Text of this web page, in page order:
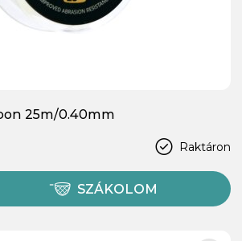
25m/0.40mm
Raktáron
SZÁKOLOM